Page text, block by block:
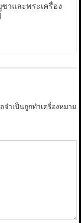
าและพระเครื่อง
จำเป็นถูกทำเครื่องหมาย